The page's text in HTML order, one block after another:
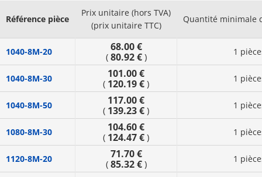
Référence pièce
Prix unitaire (hors TVA)
(prix unitaire TTC)
Quantité minimale
1040-8M-20 68.00 €
( 80.92 €) 1
1040-8M-30 101.00 €
( 120.19 € ) 1
1040-8M-50 117.00 €
( 139.23 € ) 1
1080-8M-30 104.60 €
( 124.47 € ) 1
1120-8M-20 71.70 €
( 85.32 €) 1